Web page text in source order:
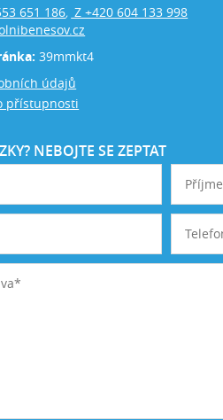
651 186, Z +420 604 133 998
39mmkt4
údajů
přístupnosti
NEBOJTE SE ZEPTAT